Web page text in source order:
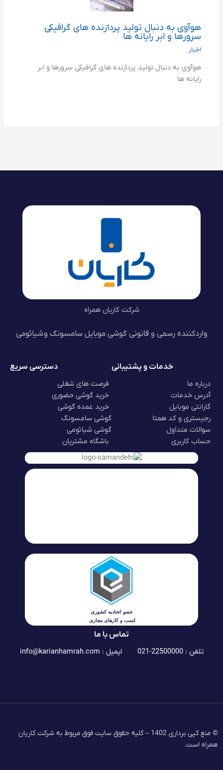
هوآوی به دنبال تولید پردازنده های گرافیکی
سرورها و ابر رایانه ها
اخبار
هوآوی به دنبال تولید پردازنده های گرافیکی سرورها و ابر
رایانه ها
شرکت کاریان همراه
واردکننده رسمی و قانونی گوشی موبایل سامسونگ و شیائومی
خدمات و پشتیبانی
درباره ما
آدرس خدمات
گارانتی موبایل
رجیستری و کد همتا
سوالات متداول
حساب کاربری
دسترسی سریع
فرصت های شغلی
خرید گوشی حضوری
خرید عمده گوشی
گوشی سامسونگ
گوشی شیائومی
باشگاه مشتریان
تماس با ما
تلفن : 22500000-021 ایمیل : info@karianhamrah.com
© منع کپی برداری 1402 – کلیه حقوق سایت فوق مربوط به شرکت کاریان
همراه است.